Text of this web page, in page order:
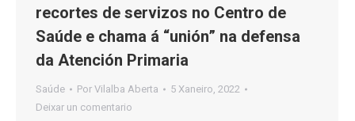
recortes de servizos no Centro de
Saúde e chama á “unión” na defensa
da Atención Primaria
Saúde Por Vilalba Aberta
5 Xaneiro, 2022
Deixar un comentario